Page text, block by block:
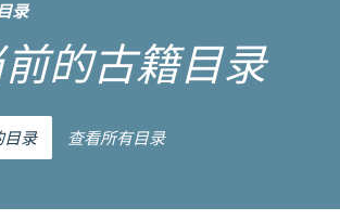
录
的古籍目录
目录 查看所有目录